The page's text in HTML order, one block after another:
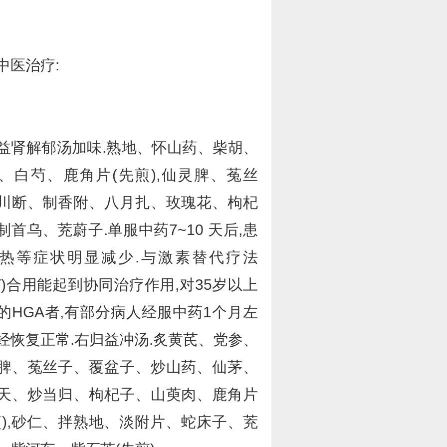
治疗:
解郁汤加味.熟地、怀山药、柴胡、
白芍、鹿角片(先煎),仙灵脾、菟丝
断、制香附、八月扎、玫瑰花、枸杞
首乌、茺蔚子.单服中药7~10 天后,患
等症状明显减少.与激素替代疗法
合用能起到协同治疗作用,对35岁以上
HGA者,有部分病人经服中药1个月左
恢复正常.右归益冲汤.炙黄芪、党参、
、菟丝子、覆盆子、炒山药、仙茅、
、炒当归、枸杞子、山萸肉、鹿角片
砂仁、拌熟地、淡附片、蛇床子、茺